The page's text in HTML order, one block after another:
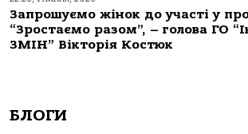
Запрошуємо жінок до участі у
“Зростаємо разом”, – голова ГО
ЗМІН” Вікторія Костюк
БЛОГИ